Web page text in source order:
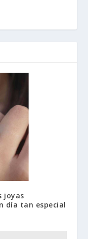
joyas
día tan especial